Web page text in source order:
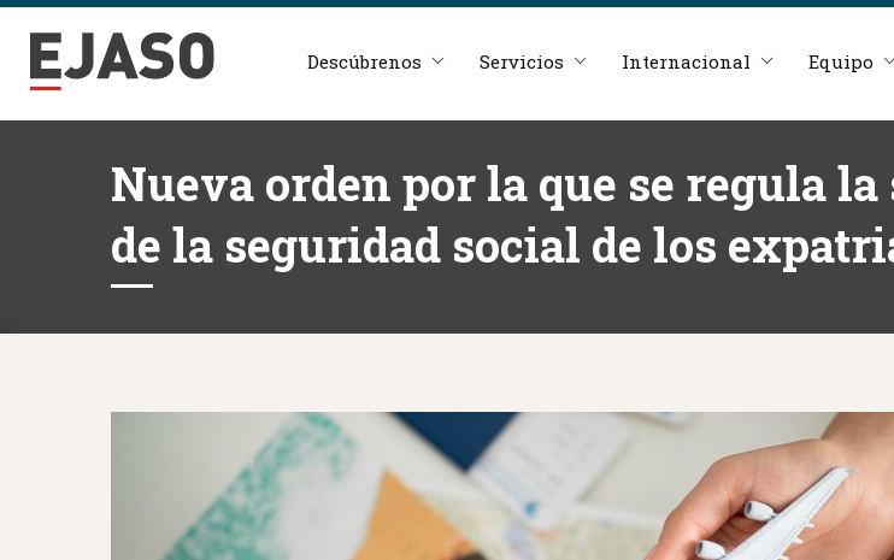
Descúbrenos Servicios Internacional Equipo
Nueva orden por la que se regula
de la seguridad social de los